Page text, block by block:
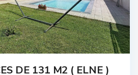
DE 131 M2 ( ELNE )